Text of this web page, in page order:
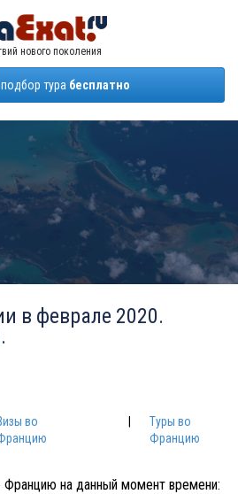
нового поколения
тура бесплатно
в феврале 2020.
во
Туры во
Францию
на данный момент времени: